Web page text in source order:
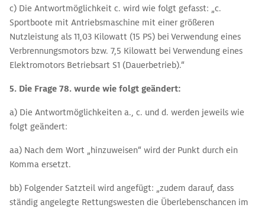
c) Die Antwortmöglichkeit c. wird wie folgt gefasst: „c.
Sportboote mit Antriebsmaschine mit einer größeren
Nutzleistung als 11,03 Kilowatt (15 PS) bei Verwendung eines
Verbrennungsmotors bzw. 7,5 Kilowatt bei Verwendung eines
Elektromotors Betriebsart S1 (Dauerbetrieb).“
5. Die Frage 78. wurde wie folgt geändert:
a) Die Antwortmöglichkeiten a., c. und d. werden jeweils wie
folgt geändert:
aa) Nach dem Wort „hinzuweisen“ wird der Punkt durch ein
Komma ersetzt.
bb) Folgender Satzteil wird angefügt: „zudem darauf, dass
ständig angelegte Rettungswesten die Überlebenschancen im